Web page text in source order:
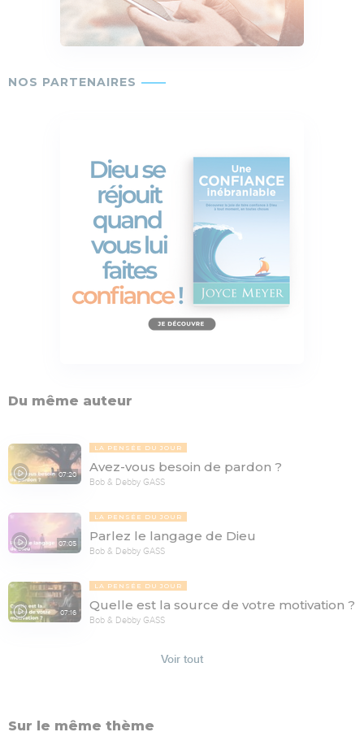
Du même auteur
07:20
LA PENSÉE DU JOUR
Avez-vous besoin de pardon ?
Bob & Debby GASS
07:05
LA PENSÉE DU JOUR
Parlez le langage de Dieu
Bob & Debby GASS
07:16
LA PENSÉE DU JOUR
Quelle est la source de votre motivation ?
Bob & Debby GASS
Voir tout
Sur le même thème